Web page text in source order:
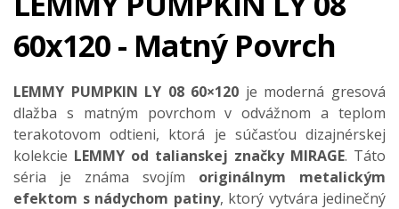
60x120 - Matný Povrch
LEMMY PUMPKIN LY 08 60×120 je moderná gresová
dlažba s matným povrchom v odvážnom a teplom
terakotovom odtieni, ktorá je súčasťou dizajnérskej
kolekcie LEMMY od talianskej značky MIRAGE. Táto
séria je známa svojím originálnym metalickým
efektom s nádychom patiny, ktorý vytvára jedinečný